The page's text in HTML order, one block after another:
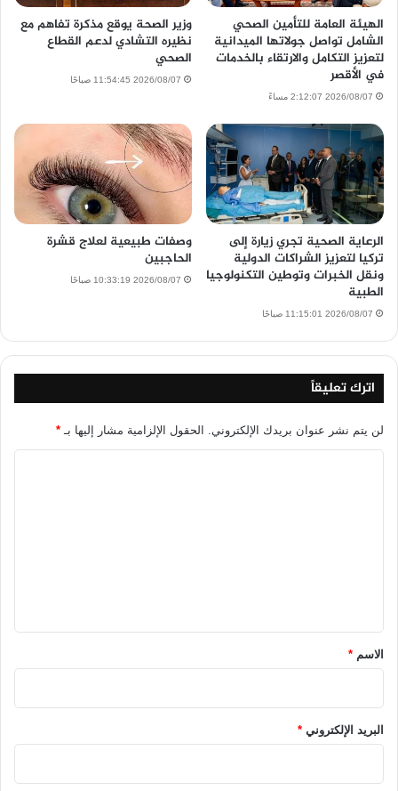
الهيئة العامة للتأمين الصحي
الشامل تواصل جولاتها الميدانية
لتعزيز التكامل والارتقاء بالخدمات
في الأقصر
2026/08/07 2:12:07 مساءً
وزير الصحة يوقع مذكرة تفاهم مع
نظيره التشادي لدعم القطاع
الصحي
2026/08/07 11:54:45 صباحًا
الرعاية الصحية تجري زيارة إلى
تركيا لتعزيز الشراكات الدولية
ونقل الخبرات وتوطين التكنولوجيا
الطبية
2026/08/07 11:15:01 صباحًا
وصفات طبيعية لعلاج قشرة
الحاجبين
2026/08/07 10:33:19 صباحًا
اترك تعليقاً
لن يتم نشر عنوان بريدك الإلكتروني. الحقول الإلزامية مشار إليها بـ *
*الاسم *
البريد الإلكتروني *